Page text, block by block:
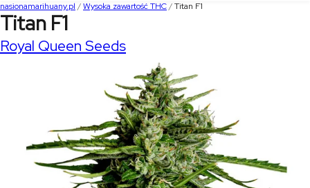
nasionamarihuany.pl /Wysoka zawartość THC/Titan F1
Titan F1
Royal Queen Seeds